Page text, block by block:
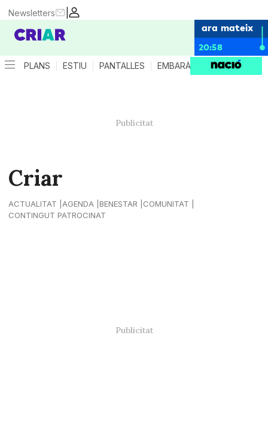
|
Newsletters
ara mateix
20:58
PLANS ESTIU PANTALLES EMBARÀS CRIANÇA
Criar
ACTUALITAT AGENDA BENESTAR
COMUNITAT
CONTINGUT PATROCINAT